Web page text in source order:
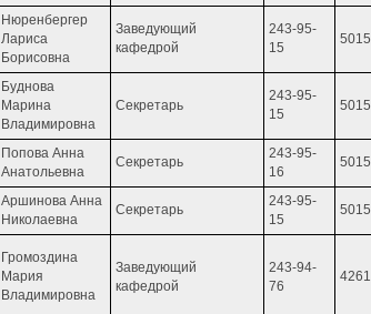
Нюренбергер
Лариса
Борисовна
Заведующий
кафедрой
243-95-
15
5015
Буднова
Марина
Владимировна
Секретарь
243-95-
15
5015
Попова Анна
Анатольевна
Секретарь
243-95-
16
5015
Аршинова Анна
Николаевна
Секретарь
243-95-
15
5015
Громоздина
Мария
Владимировна
Заведующий
кафедрой
243-94-
76
4261